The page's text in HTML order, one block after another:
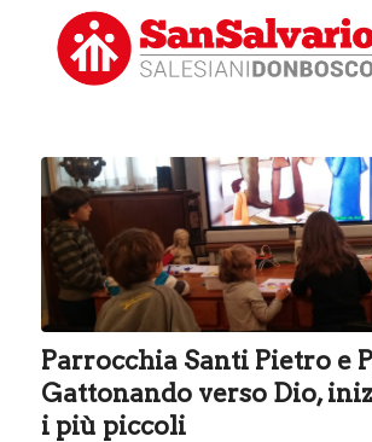
Parrocchia Santi Pietro e
Gattonando verso Dio,
i più piccoli